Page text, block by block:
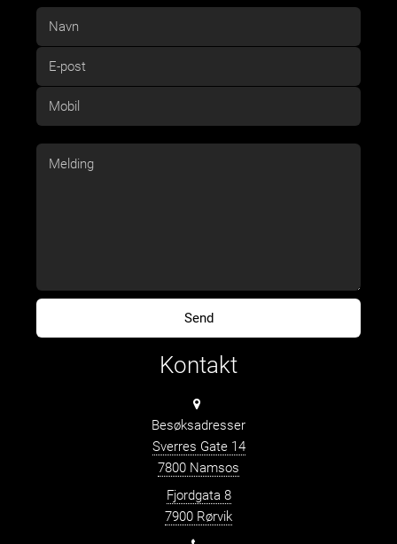
Kontakt
Besøksadresser
Sverres Gate 14
7800 Namsos
Fjordgata 8
7900 Rørvik